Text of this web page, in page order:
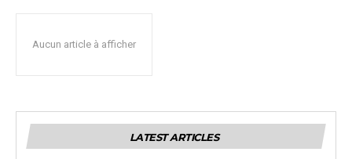
Aucun article à afficher
LATEST ARTICLES